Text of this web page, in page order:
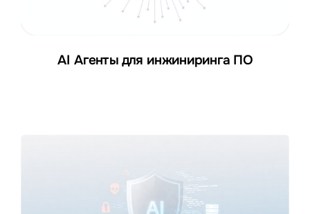
AI Агенты для инжиниринга ПО